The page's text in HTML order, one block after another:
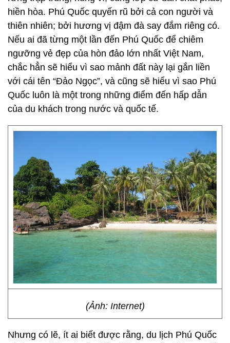
hiền hòa. Phú Quốc quyến rũ bởi cả con người và
thiên nhiên; bởi hương vị đậm đà say đắm riêng có.
Nếu ai đã từng một lần đến Phú Quốc để chiêm
ngưỡng vẻ đẹp của hòn đảo lớn nhất Việt Nam,
chắc hẳn sẽ hiểu vì sao mảnh đất này lại gắn liền
với cái tên “Đảo Ngọc”, và cũng sẽ hiểu vì sao Phú
Quốc luôn là một trong những điểm đến hấp dẫn
của du khách trong nước và quốc tế.
(Ảnh: Internet)
Nhưng có lẽ, ít ai biết được rằng, du lịch Phú Quốc